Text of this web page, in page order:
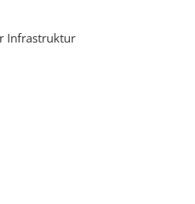
Infrastruktur